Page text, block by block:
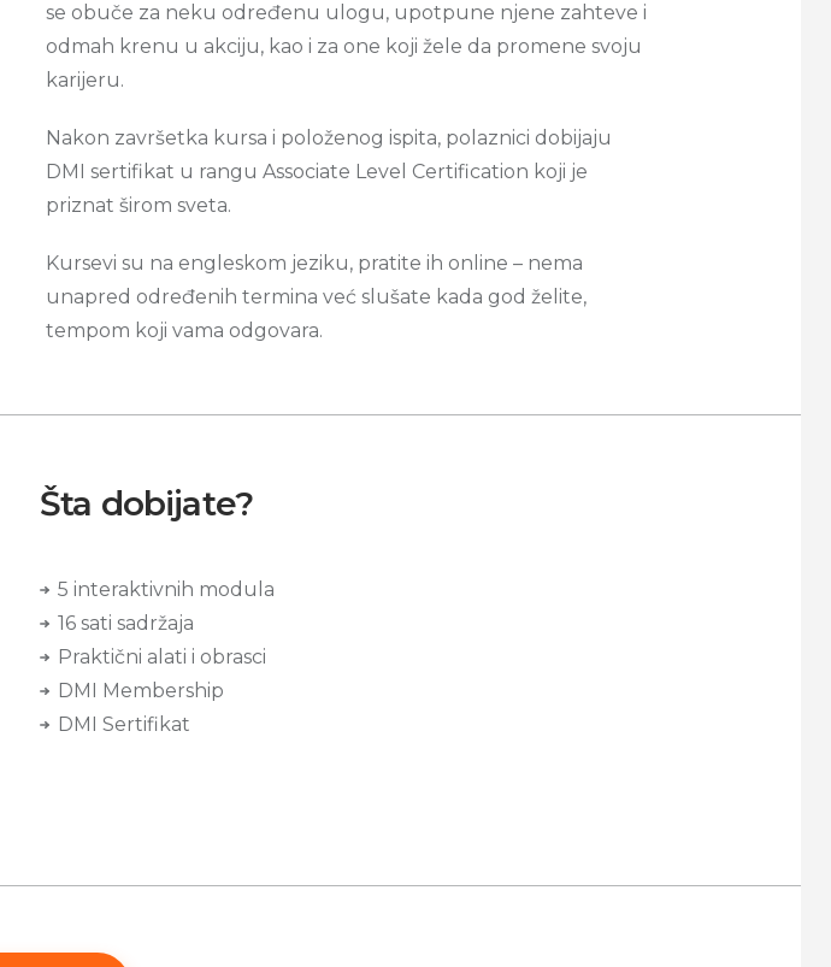
se obuče za neku određenu ulogu, upotpune njene zahteve i
odmah krenu u akciju, kao i za one koji žele da promene svoju
karijeru.
Nakon završetka kursa i položenog ispita, polaznici dobijaju
DMI sertifikat u rangu Associate Level Certification koji je
priznat širom sveta.
Kursevi su na engleskom jeziku, pratite ih online – nema
unapred određenih termina već slušate kada god želite,
tempom koji vama odgovara.
Šta dobijate?
5 interaktivnih modula
16 sati sadržaja
Praktični alati i obrasci
DMI Membership
DMI Sertifikat